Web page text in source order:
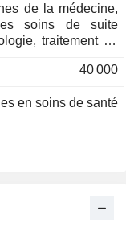
de la médecine,
soins de suite
traitement de
prestations de
40 000
en soins de santé